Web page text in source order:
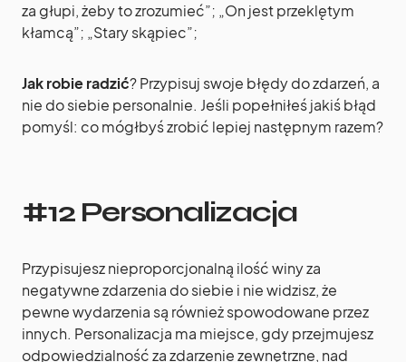
za głupi, żeby to zrozumieć”; „On jest przeklętym
kłamcą”; „Stary skąpiec”;
Jak robie radzić? Przypisuj swoje błędy do zdarzeń, a
nie do siebie personalnie. Jeśli popełniłeś jakiś błąd
pomyśl: co mógłbyś zrobić lepiej następnym razem?
#12 Personalizacja
Przypisujesz nieproporcjonalną ilość winy za
negatywne zdarzenia do siebie i nie widzisz, że
pewne wydarzenia są również spowodowane przez
innych. Personalizacja ma miejsce, gdy przejmujesz
odpowiedzialność za zdarzenie zewnętrzne, nad